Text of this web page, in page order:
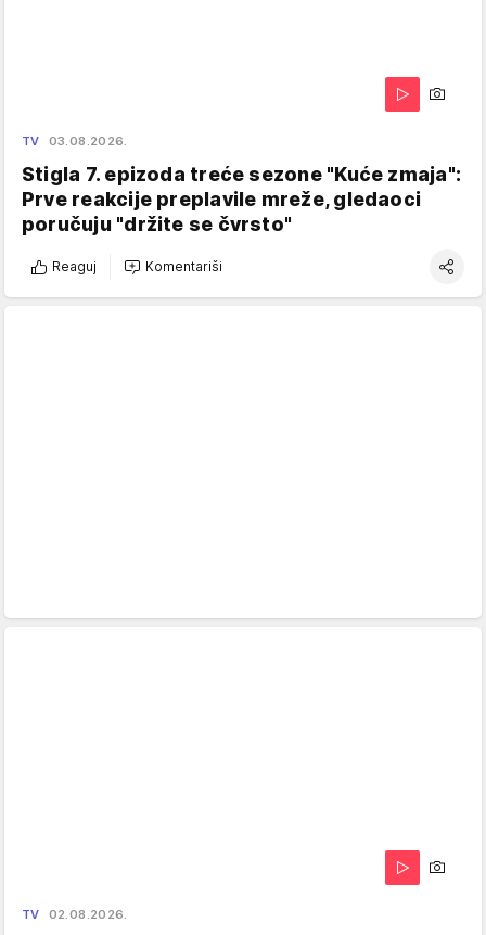
TV 03.08.2026.
Stigla 7. epizoda treće sezone "Kuće zmaja":
Prve reakcije preplavile mreže, gledaoci
poručuju "držite se čvrsto"
Reaguj Komentariši
TV 02.08.2026.